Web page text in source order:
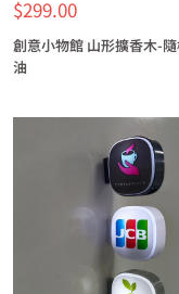
特
價
$299.00
創意小物館 山形擴香木-
油